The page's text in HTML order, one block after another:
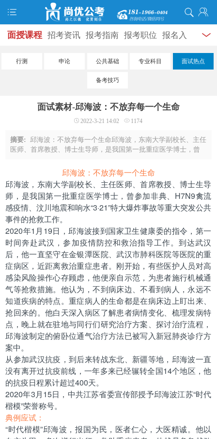
面授课程 招考资讯 报考指南 报考职位 报名入
打准考证 成绩查询 面试公告 录用公示 辅导
考试题库 模拟试题
行测 申论 公共基础 专业科目 面试热点
备考技巧
面试素材-邱海波：不放弃每一个生命
2022-3-21 14:02 1174
摘要:邱海波：不放弃每一个生命邱海波，东南大学副校长、主任
医师、首席教授、博士生导师，是我国第一批重症医学博士，曾
故等重大突发公共事件的抢救工作。2 ...
邱海波：不放弃每一个生命
邱海波，东南大学副校长、主任医师、首席教授、博士生导
师，是我国第一批重症医学博士，曾参加非典、H7N9禽流
感疫情、汶川地震和响水“3·21”特大爆炸事故等重大突发公共
事件的抢救工作。
2020年1月19日，邱海波接到国家卫生健康委的指令，第一
时间奔赴武汉，参加疫情防控和救治指导工作。到达武汉
后，他一直坚守在金银潭医院、武汉市肺科医院等医院的重
症病区，近距离救治重症患者。刚开始，有些医护人员对高
感染风险操作心存顾虑，他便亲自示范，为患者施行机械通
气等抢救措施。他认为，不到病床边、不看到病人，永远不
知道疾病的特点。重症病人的生命都是在病床边上盯出来、
抢回来的。他白天深入病区了解患者病情变化、梳理发病特
点，晚上就在驻地与同行们研究治疗方案、探讨治疗流程，
邱海波制定的俯卧位通气治疗方法已被写入新冠肺炎诊疗方
案中。
从参加武汉抗疫，到后来转战东北、新疆等地，邱海波一直
没有离开过抗疫前线，一年多来已经辗转全国14个地区，他
的抗疫日程累计超过400天。
2020年3月15日，中共江苏省委宣传部授予邱海波江苏“时代
楷模”荣誉称号。
典例应试：
“时代楷模”邱海波，报国为民，医者仁心，大医精诚。他以